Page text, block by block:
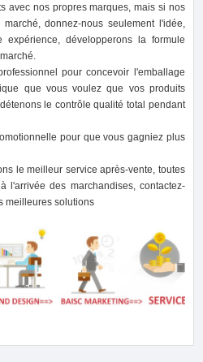
avec nos propres marques, mais si nos
donnez-nous seulement l'idée,
développerons la formule
pour concevoir l'emballage
que vous voulez que vos produits
le contrôle qualité total pendant
pour que vous gagniez plus
le meilleur service après-vente, toutes
l'arrivée des marchandises, contactez-
meilleures solutions